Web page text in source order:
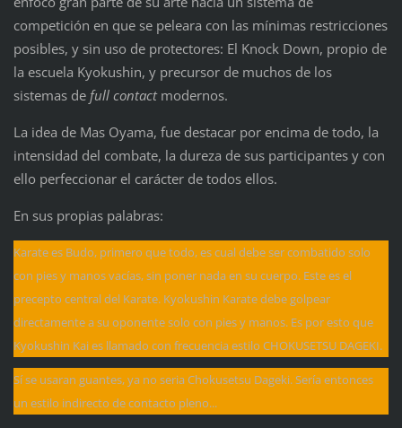
competición en que se peleara con las mínimas restricciones
posibles, y sin uso de protectores: El Knock Down, propio de
la escuela Kyokushin, y precursor de muchos de los
sistemas de full contactmodernos.
La idea de Mas Oyama, fue destacar por encima de todo, la
intensidad del combate, la dureza de sus participantes y con
ello perfeccionar el carácter de todos ellos.
En sus propias palabras:
Karate es Budo, primero que todo, es cual debe ser combatido solo
con pies y manos vacías, sin poner nada en su cuerpo. Este es el
precepto central del Karate. Kyokushin Karate debe golpear
directamente a su oponente solo con pies y manos. Es por esto que
Kyokushin Kai es llamado con frecuencia estilo CHOKUSETSU DAGEKI.
Sí se usaran guantes, ya no seria Chokusetsu Dageki. Sería entonces
un estilo indirecto de contacto pleno...